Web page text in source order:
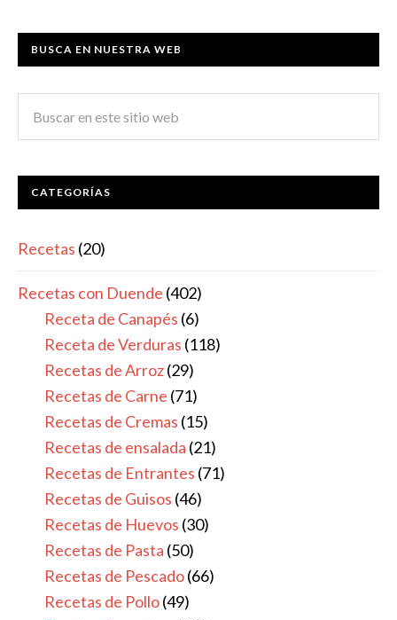
BUSCA EN NUESTRA WEB
CATEGORÍAS
Recetas (20)
Recetas con Duende (402)
Receta de Canapés (6)
Receta de Verduras (118)
Recetas de Arroz(29)
Recetas de Carne (71)
Recetas de Cremas (15)
Recetas de ensalada (21)
Recetas de Entrantes (71)
Recetas de Guisos (46)
Recetas de Huevos (30)
Recetas de Pasta (50)
Recetas de Pescado(66)
Recetas de Pollo(49)